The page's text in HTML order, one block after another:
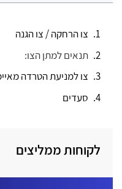
צו הרחקה / צו הגנה
תנאים למתן הצו:
צו למניעת הטרדה מאיימת
סעדים
לקוחות ממליצים